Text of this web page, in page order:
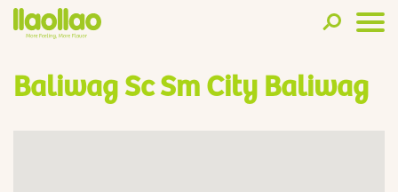
Baliwag Sc Sm City Baliwag